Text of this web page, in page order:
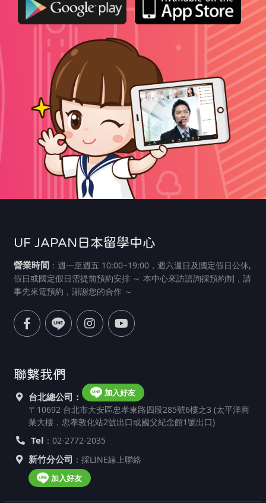
UF JAPAN日本留學中心
營業時間：週一至週五 10:00~19:00，週六週日及國定假日公休,
假日或國定假日需提前預約安排 ～ 本中心來訪諮詢採預約制，請
事先來電預約，謝謝您的合作 ～
聯繫我們
台北總公司： 加入好友
〒10692 台北市大安區忠孝東路四段285號6樓之3 (太平洋商
業大樓，忠孝敦化站2號出口或國父紀念館1號出口)
Tel ：02-2772-2035
新竹分公司 ：採LINE線上聯絡
加入好友